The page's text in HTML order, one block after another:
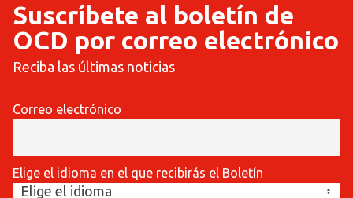
Suscríbete al boletín de
OCD por correo electrónico
Reciba las últimas noticias
Correo electrónico
Elige el idioma en el que recibirás el Boletín